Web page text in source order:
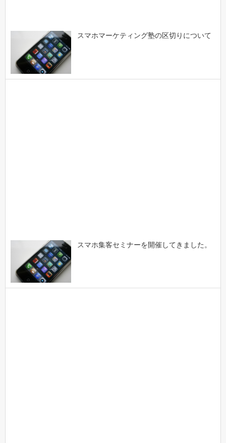
スマホマーケティング塾の区切りについて
スマホ集客セミナーを開催してきました。